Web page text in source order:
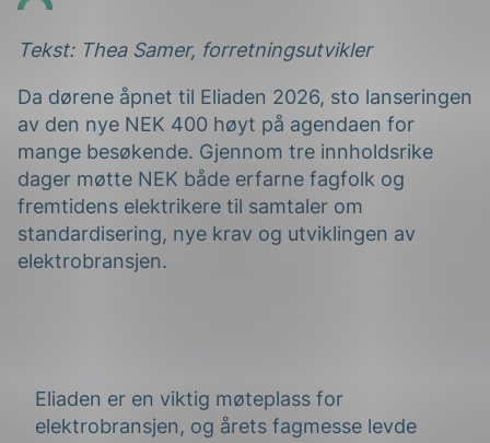
Tekst: Thea Samer, forretningsutvikler
Da dørene åpnet til Eliaden 2026, sto lanseringen
av den nye NEK 400 høyt på agendaen for
mange besøkende. Gjennom tre innholdsrike
dager møtte NEK både erfarne fagfolk og
fremtidens elektrikere til samtaler om
standardisering, nye krav og utviklingen av
elektrobransjen.
Eliaden er en viktig møteplass for
elektrobransjen, og årets fagmesse levde